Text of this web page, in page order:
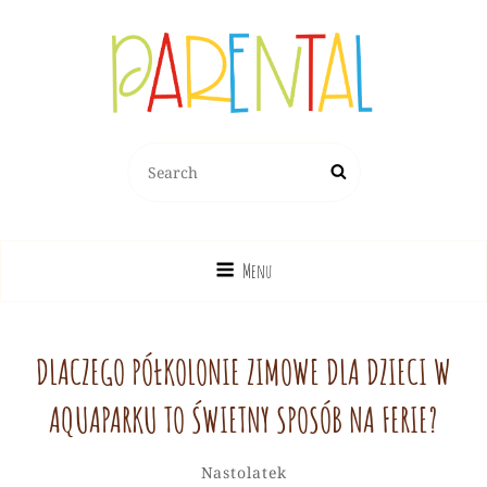
Dziecko, Rodzina, Wychowanie
for:
Menu
DLACZEGO PÓŁKOLONIE ZIMOWE DLA DZIECI W
AQUAPARKU TO ŚWIETNY SPOSÓB NA FERIE?
Categories
NastolatekBy
Redakcja
Leave